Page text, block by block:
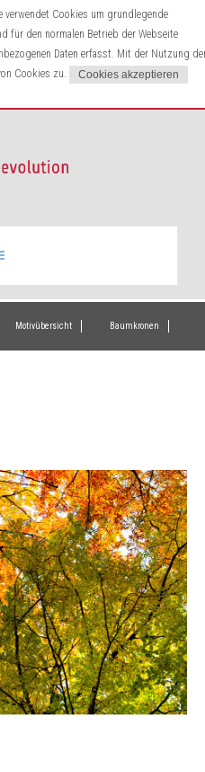
verwendet Cookies um grundlegende
für den normalen Betrieb der Webseite
Daten erfasst. Mit der Nutzung
Cookies zu.
Motivübersicht Baumkronen